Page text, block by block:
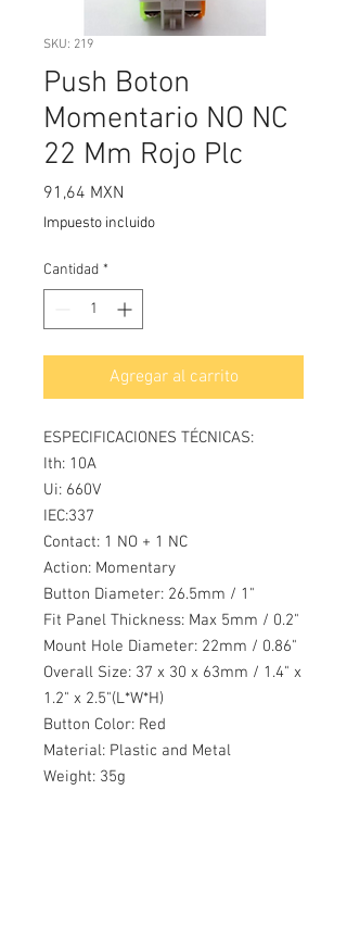
SKU: 219
Push Boton
Momentario NO NC
22 Mm Rojo Plc
91,64 MXN
Impuesto incluido
Cantidad *
Agregar al carrito
ESPECIFICACIONES TÉCNICAS:
Ith: 10A
Ui: 660V
IEC:337
Contact: 1 NO + 1 NC
Action: Momentary
Button Diameter: 26.5mm / 1"
Fit Panel Thickness: Max 5mm / 0.2"
Mount Hole Diameter: 22mm / 0.86"
Overall Size: 37 x 30 x 63mm / 1.4" x
1.2" x 2.5"(L*W*H)
Button Color: Red
Material: Plastic and Metal
Weight: 35g